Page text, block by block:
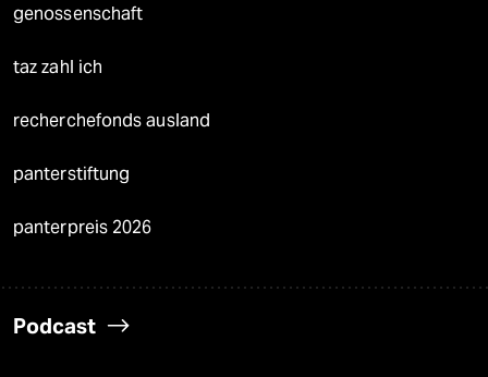
genossenschaft
taz zahl ich
recherchefonds ausland
panterstiftung
panterpreis 2026
Podcast